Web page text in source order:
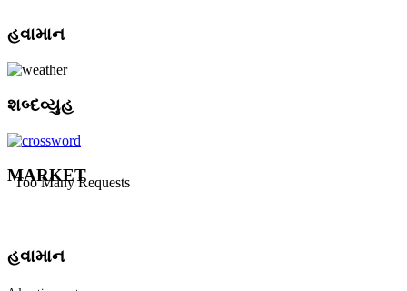
હવામાન
શબ્દવ્યુહ
MARKET
હવામાન